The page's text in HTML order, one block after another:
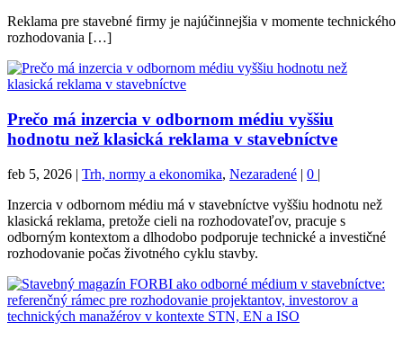
Reklama pre stavebné firmy je najúčinnejšia v momente technického
rozhodovania […]
Prečo má inzercia v odbornom médiu vyššiu
hodnotu než klasická reklama v stavebníctve
feb 5, 2026 | Trh, normy a ekonomika, Nezaradené | 0 |
Inzercia v odbornom médiu má v stavebníctve vyššiu hodnotu než
klasická reklama, pretože cieli na rozhodovateľov, pracuje s
odborným kontextom a dlhodobo podporuje technické a investičné
rozhodovanie počas životného cyklu stavby.